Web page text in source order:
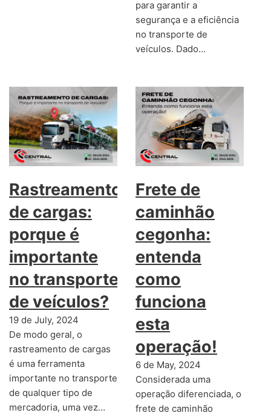
para garantir a
segurança e a eficiência
no transporte de
veículos. Dado…
Rastreamento
de cargas:
porque é
importante
no transporte
de veículos?
19 de July, 2024
De modo geral, o
rastreamento de cargas
é uma ferramenta
importante no transporte
de qualquer tipo de
mercadoria, uma vez…
Frete de
caminhão
cegonha:
entenda
como
funciona
esta
operação!
6 de May, 2024
Considerada uma
operação diferenciada, o
frete de caminhão